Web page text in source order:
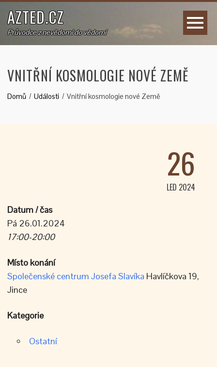
AZTED.CZ
Průvodce z nevědomí do vědomí
VNITŘNÍ KOSMOLOGIE NOVÉ ZEMĚ
Domů Události Vnitřní kosmologie nové Země
26
LED 2024
Datum / čas
Pá 26.01.2024
17:00-20:00
Místo konání
Společenské centrum Josefa Slavíka Havlíčkova 19,
Jince
Kategorie
Ostatní